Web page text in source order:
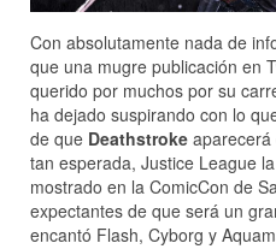
Con absolutamente nada de
que una mugre publicación en
querido por muchos por su
ha dejado suspirando con lo
de que Deathstroke
tan esperada, Justice League
mostrado en la ComicCon de
expectantes de que será un
encantó Flash, Cyborg y